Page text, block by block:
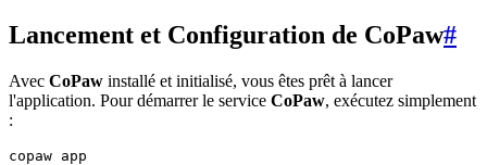
Lancement et Configuration de CoPaw#
Avec CoPaw installé et initialisé, vous êtes prêt à lancer
l'application. Pour démarrer le service CoPaw, exécutez simplement
: